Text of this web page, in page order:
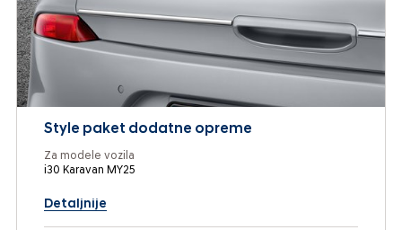
Style paket dodatne opreme
Za modele vozila
i30 Karavan MY25
Detaljnije